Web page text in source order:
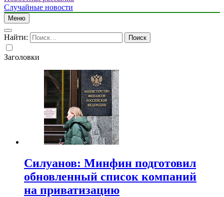
Случайные новости
Меню
Найти:
Заголовки
Силуанов: Минфин подготовил
обновленный список компаний
на приватизацию